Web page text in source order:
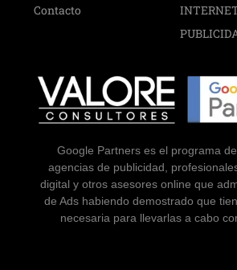
Google Partners es el programa
agencias de publicidad,
digital y otros asesores online que
de Ads habiendo demostrado que
necesaria para llevarlas a cabo
Contacto